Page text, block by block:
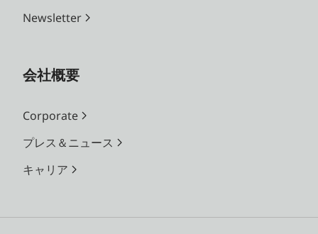
Newsletter
会社概要
Corporate
プレス＆ニュース
キャリア